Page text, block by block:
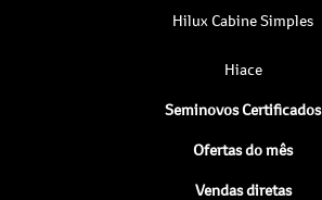
Hilux Cabine Simples
Hiace
Seminovos Certificados
Ofertas do mês
Vendas diretas